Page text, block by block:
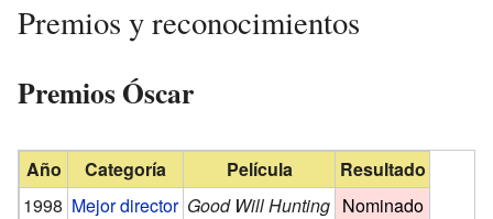
Premios y reconocimientos
Premios Óscar
Año Categoría Película
Resultado
1998 Mejor director Good Will Hunting Nominado